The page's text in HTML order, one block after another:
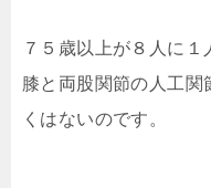
７５歳以上が８人に
膝と両股関節の人工関
くはないのです。